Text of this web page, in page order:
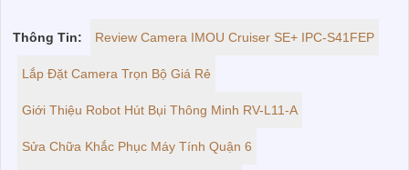
Thông Tin: Review Camera IMOU Cruiser SE+ IPC-S41FEP
Lắp Đặt Camera Trọn Bộ Giá Rẻ
Giới Thiệu Robot Hút Bụi Thông Minh RV-L11-A
Sửa Chữa Khắc Phục Máy Tính Quận 6